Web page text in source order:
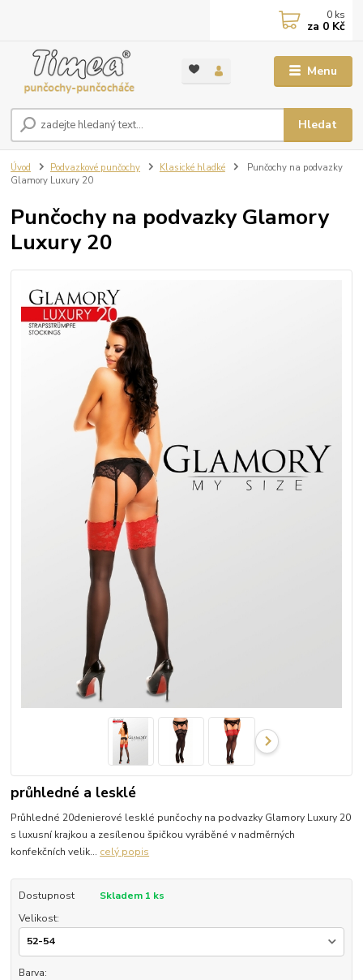
Menu
Hledat
0 ks
za 0 Kč
Úvod Podvazkové punčochy Klasické hladké
Punčochy na podvazky
Glamory Luxury 20
Punčochy na podvazky Glamory
Luxury 20
průhledné a lesklé
Průhledné 20denierové lesklé punčochy na podvazky Glamory Luxury 20
s luxusní krajkou a zesílenou špičkou vyráběné v nadměrných
konfekčních velik... celý popis
Dostupnost
Skladem 1 ks
Velikost:
Barva: